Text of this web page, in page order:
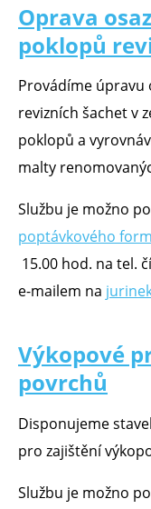
Oprava
poklopů
Provádíme úpravu
revizních šachet v
poklopů a
malty
Službu je možno
poptávkového
15.00 hod. na tel.
e-mailem na
Výkopové
povrchů
Disponujeme
pro zajištění
Službu je možno